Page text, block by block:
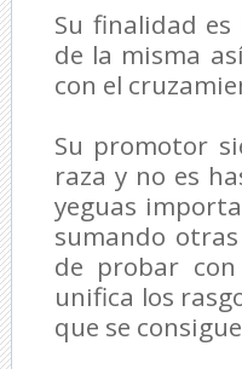
Su finalidad
de la misma
con el
Su promotor
raza y no es
yeguas
sumando
de probar
unifica los
que se